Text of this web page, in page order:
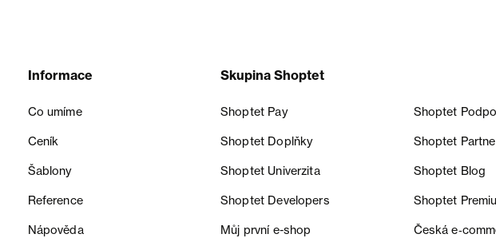
Informace
Co umíme
Ceník
Šablony
Reference
Nápověda
Skupina Shoptet
Shoptet Pay Shoptet
Shoptet Doplňky Shoptet
Shoptet Univerzita Shoptet Blog
Shoptet Developers Shoptet
Můj první e-shop Česká